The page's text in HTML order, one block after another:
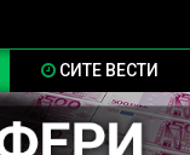
СИТЕ ВЕСТИ